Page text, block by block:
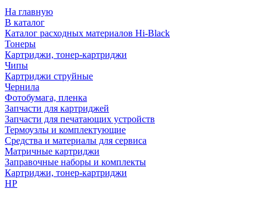
На главную
В каталог
Каталог расходных материалов Hi-Black
Тонеры
Картриджи, тонер-картриджи
Чипы
Картриджи струйные
Чернила
Фотобумага, пленка
Запчасти для картриджей
Запчасти для печатающих устройств
Термоузлы и комплектующие
Средства и материалы для сервиса
Матричные картриджи
Заправочные наборы и комплекты
Картриджи, тонер-картриджи
HP